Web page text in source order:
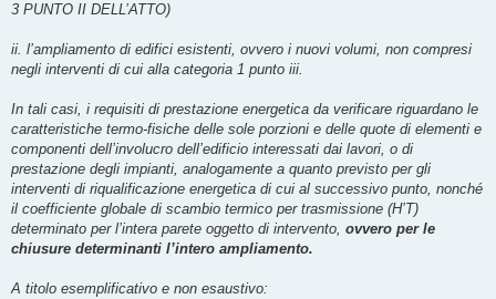
3 PUNTO II DELL’ATTO)
ii. l’ampliamento di edifici esistenti, ovvero i nuovi volumi, non compresi
negli interventi di cui alla categoria 1 punto iii.
In tali casi, i requisiti di prestazione energetica da verificare riguardano le
caratteristiche termo-fisiche delle sole porzioni e delle quote di elementi e
componenti dell’involucro dell’edificio interessati dai lavori, o di
prestazione degli impianti, analogamente a quanto previsto per gli
interventi di riqualificazione energetica di cui al successivo punto, nonché
il coefficiente globale di scambio termico per trasmissione (H’T)
determinato per l’intera parete oggetto di intervento, ovvero per le
chiusure determinanti l’intero ampliamento.
A titolo esemplificativo e non esaustivo: